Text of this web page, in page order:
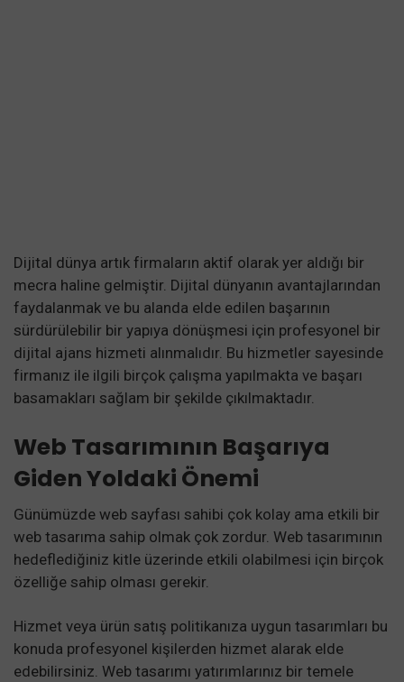
Dijital dünya artık firmaların aktif olarak yer aldığı bir
mecra haline gelmiştir. Dijital dünyanın avantajlarından
faydalanmak ve bu alanda elde edilen başarının
sürdürülebilir bir yapıya dönüşmesi için profesyonel bir
dijital ajans hizmeti alınmalıdır. Bu hizmetler sayesinde
firmanız ile ilgili birçok çalışma yapılmakta ve başarı
basamakları sağlam bir şekilde çıkılmaktadır.
Web Tasarımının Başarıya
Giden Yoldaki Önemi
Günümüzde web sayfası sahibi çok kolay ama etkili bir
web tasarıma sahip olmak çok zordur. Web tasarımının
hedeflediğiniz kitle üzerinde etkili olabilmesi için birçok
özelliğe sahip olması gerekir.
Hizmet veya ürün satış politikanıza uygun tasarımları bu
konuda profesyonel kişilerden hizmet alarak elde
edebilirsiniz. Web tasarımı yatırımlarınız bir temele